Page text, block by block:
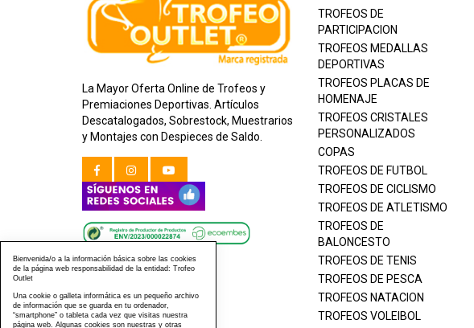
La Mayor Oferta Online de Trofeos y
Premiaciones Deportivas. Artículos
Descatalogados, Sobrestock, Muestrarios
y Montajes con Despieces de Saldo.
TROFEOS DE
PARTICIPACION
TROFEOS MEDALLAS
DEPORTIVAS
TROFEOS PLACAS DE
HOMENAJE
TROFEOS CRISTALES
PERSONALIZADOS
COPAS
TROFEOS DE FUTBOL
TROFEOS DE CICLISMO
TROFEOS DE ATLETISMO
TROFEOS DE
BALONCESTO
TROFEOS DE TENIS
TROFEOS DE PESCA
TROFEOS NATACION
TROFEOS VOLEIBOL
Bienvenida/o a la información básica sobre las cookies
de la página web responsabilidad de la entidad: Trofeo
Outlet
Una cookie o galleta informática es un pequeño archivo
de información que se guarda en tu ordenador,
“smartphone” o tableta cada vez que visitas nuestra
página web. Algunas cookies son nuestras y otras